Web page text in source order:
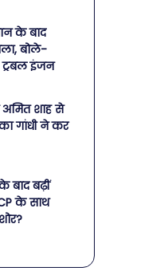
के बाद
बोले-
इंजन
अमित शाह से
गांधी ने कर
बाद बढ़ीं
के साथ